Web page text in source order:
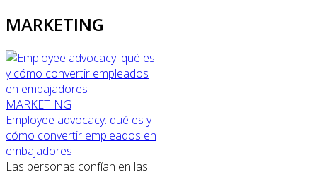
MARKETING
MARKETING
Employee advocacy: qué es y
cómo convertir empleados en
embajadores
Las personas confían en las